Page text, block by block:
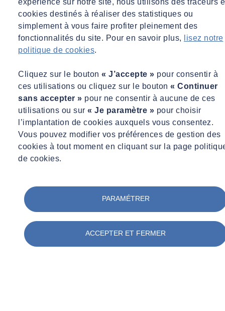
Il s’agit notamment ici de nommer un référent en matière de
transition énergétique et environnementale au sein de chaque
DRAC, et de prendre en compte les spécificités du bâti patrimonial
ancien pour l’élaboration du DPE.
Abonnez-vous pour lire la suite
Déjà abonné ?Connectez-vous
Démarrer un essai gratuit
expérience sur notre site, nous utilisons des traceurs
cookies destinés à réaliser des statistiques ou
simplement à vous faire profiter pleinement des
fonctionnalités du site. Pour en savoir plus,
lisez notre
politique de cookies.
Cliquez sur le bouton « J’accepte » pour consentir à
ces utilisations ou cliquez sur le bouton « Continuer
sans accepter » pour ne consentir à aucune de ces
utilisations ou sur « Je paramètre » pour choisir
l’implantation de cookies auxquels vous consentez.
Vous pouvez modifier vos préférences de gestion des
cookies à tout moment en cliquant sur la page
de cookies.
PARAMÉTRER
ACCEPTER ET FERMER